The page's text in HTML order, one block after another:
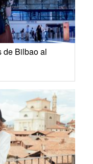
de Bilbao al